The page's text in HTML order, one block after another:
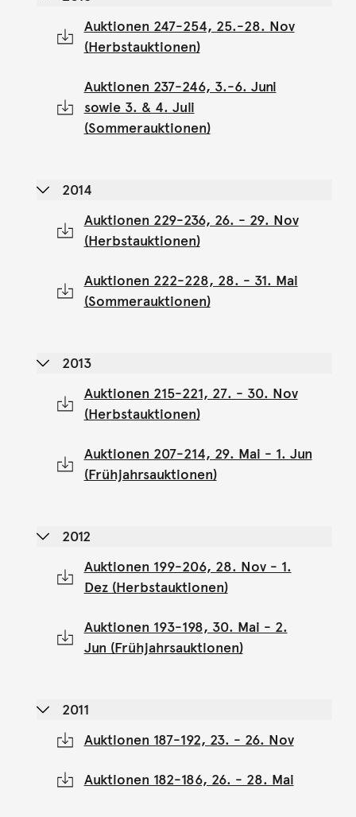
Auktionen 247-254, 25.-28. Nov
(Herbstauktionen)
Auktionen 237-246, 3.-6. Juni
sowie 3. & 4. Juli
(Sommerauktionen)
2014
Auktionen 229-236, 26. - 29. Nov
(Herbstauktionen)
Auktionen 222-228, 28. - 31. Mai
(Sommerauktionen)
2013
Auktionen 215-221, 27. - 30. Nov
(Herbstauktionen)
Auktionen 207-214, 29. Mai - 1. Jun
(Frühjahrsauktionen)
2012
Auktionen 199-206, 28. Nov - 1.
Dez (Herbstauktionen)
Auktionen 193-198, 30. Mai - 2.
Jun (Frühjahrsauktionen)
2011
Auktionen 187-192, 23. - 26. Nov
Auktionen 182-186, 26. - 28. Mai